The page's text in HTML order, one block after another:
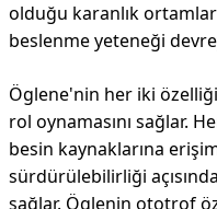
olduğu karanlık
beslenme yeteneği
Öglene'nin her iki
rol oynamasını sağlar.
besin kaynaklarına
sürdürülebilirliği
sağlar. Öglenin ototrof